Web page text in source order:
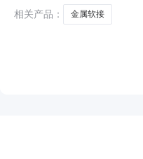
相关产品：
金属软接